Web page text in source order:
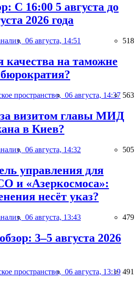
С 16:00 5 августа до
2026 года
06 августа, 14:51 518
качества на таможне
пространство, 06 августа, 14:37 563
визитом главы МИД
в Киев?
06 августа, 14:32 505
управления для
и «Азеркосмоса»:
несёт указ?
06 августа, 13:43 479
3–5 августа 2026
пространство, 06 августа, 13:19 491